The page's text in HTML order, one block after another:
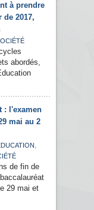
à prendre
de 2017,
abordés,
: l'examen
mai au 2
,
de fin de
29 mai et